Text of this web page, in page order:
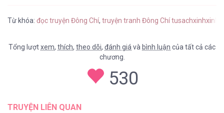
Đông Chí [...] – Chap 10
Từ khóa: đọc truyện Đông Chí, truyện tranh Đông Chí tusachxinhxinh
Tổng lượtxem, thích, theo dõi, đánh giá và bình luận của tất cả các
chương.
530
TRUYỆN LIÊN QUAN